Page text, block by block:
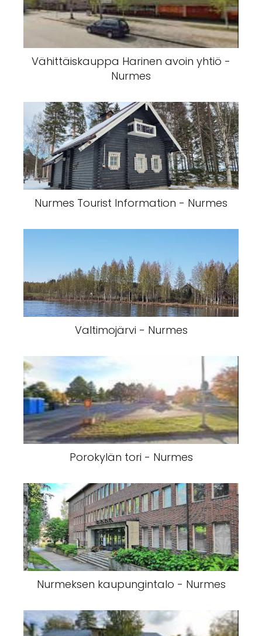
Vähittäiskauppa Harinen avoin yhtiö -
Nurmes
Nurmes Tourist Information - Nurmes
Valtimojärvi - Nurmes
Porokylän tori - Nurmes
Nurmeksen kaupungintalo - Nurmes